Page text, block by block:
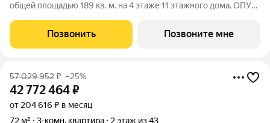
общей площадью 189 кв. м. на 4 этаже 11 этажного дома. ОПУС
проект премиум-класса от девелопера PIONEER с
архитектурной концепцией от
Позвонить Позвоните мне
57 029 952₽ –25%
42 772 464₽
от 204 616 ₽ в месяц
72 м²
3-комн. квартира 2 этаж из 43